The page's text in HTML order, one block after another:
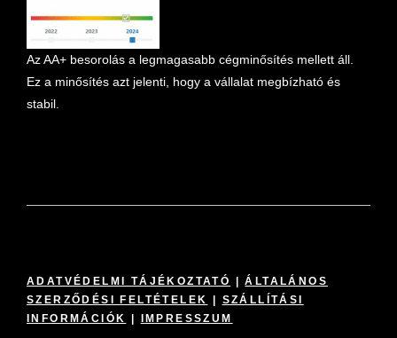
Az AA+ besorolás a legmagasabb cégminősítés mellett áll.
Ez a minősítés azt jelenti, hogy a vállalat megbízható és
stabil.
ADATVÉDELMI TÁJÉKOZTATÓ |ÁLTALÁNOS
SZERZŐDÉSI FELTÉTELEK
SZÁLLÍTÁSI
INFORMÁCIÓK
IMPRESSZUM